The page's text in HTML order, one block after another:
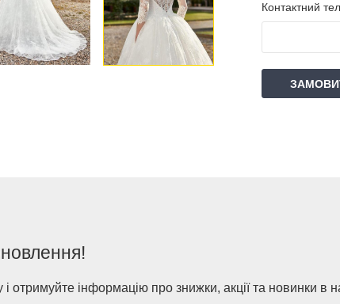
Контактний
і отримуйте інформацію про знижки, акції та новинки